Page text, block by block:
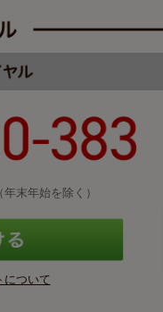
末年始を除く）
について